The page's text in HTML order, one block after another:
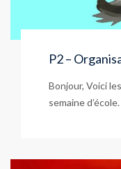
P2 –
Bonjour, Voici
semaine